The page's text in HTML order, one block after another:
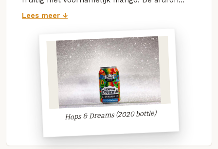
Lees meer ↓
Hops & Dreams (2020 bottle)